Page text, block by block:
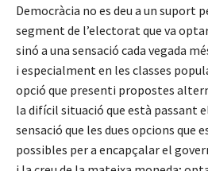
Democràcia no es deu a un suport
segment de l’electorat que va
sinó a una sensació cada vegada
i especialment en les classes
opció que presenti propostes
la difícil situació que està passant
sensació que les dues opcions que
possibles per a encapçalar el